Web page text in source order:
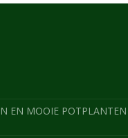
EN MOOIE